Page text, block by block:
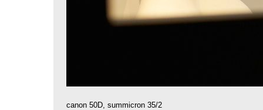
canon 50D, summicron 35/2